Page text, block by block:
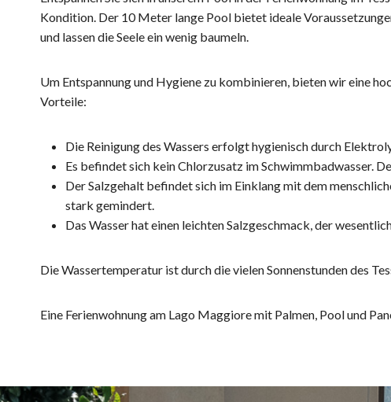
Kondition. Der 10 Meter lange Pool bietet ideale
und lassen die Seele ein wenig baumeln.
Um Entspannung und Hygiene zu kombinieren, bieten wir eine
Vorteile:
Die Reinigung des Wassers erfolgt hygienisch durch
Es befindet sich kein Chlorzusatz im Schwimmbadwasser.
Der Salzgehalt befindet sich im Einklang mit dem
stark gemindert.
Das Wasser hat einen leichten Salzgeschmack, der
Die Wassertemperatur ist durch die vielen Sonnenstunden des
Eine Ferienwohnung am Lago Maggiore mit Palmen, Pool und